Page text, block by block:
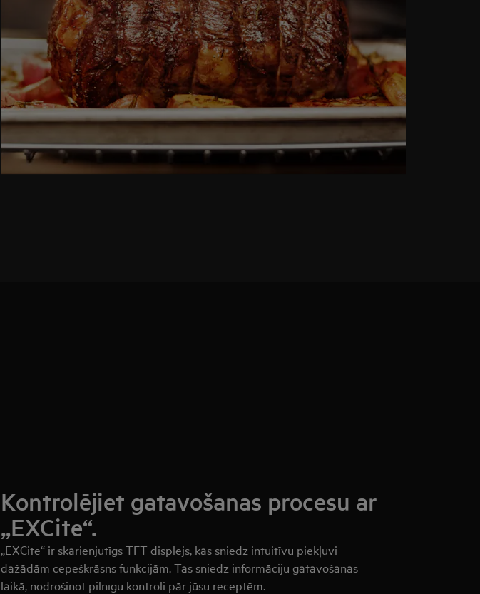
Kontrolējiet gatavošanas procesu ar
„EXCite“.
„EXCite“ ir skārienjūtīgs TFT displejs, kas sniedz intuitīvu piekļuvi
dažādām cepeškrāsns funkcijām. Tas sniedz informāciju gatavošanas
laikā, nodrošinot pilnīgu kontroli pār jūsu receptēm.